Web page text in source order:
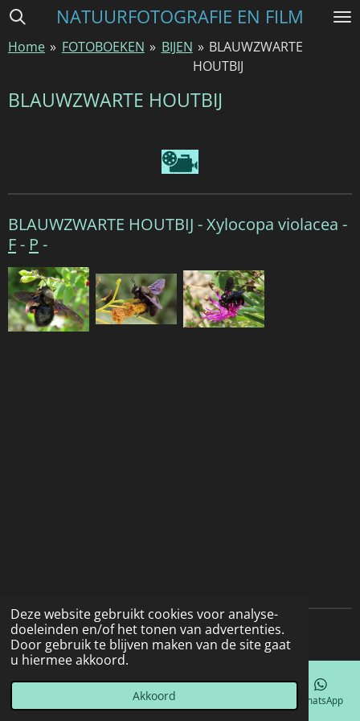
Deze website gebruikt cookies voor analyse-
doeleinden en/of het tonen van advertenties.
Door gebruik te blijven maken van de site gaat
u hiermee akkoord.
Akkoord
Ga
naar
hoofdinhoud
NATUURFOTOGRAFIE EN FILM
Home » FOTOBOEKEN » BIJEN » BLAUWZWARTE
HOUTBIJ
BLAUWZWARTE HOUTBIJ
BLAUWZWARTE HOUTBIJ -Xylocopa violacea -
F- P -
© 2022 - 2026 Natuurfotografie
Telefoonnummer WhatsApp